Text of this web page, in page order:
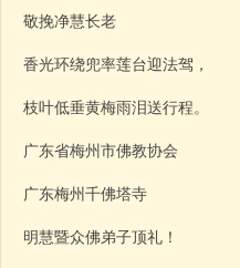
敬挽净慧长老
香光环绕兜率莲台迎法驾，
枝叶低垂黄梅雨泪送行程。
广东省梅州市佛教协会
广东梅州千佛塔寺
明慧暨众佛弟子顶礼！